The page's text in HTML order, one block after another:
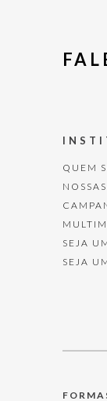
QUEM
SEJA
SEJA